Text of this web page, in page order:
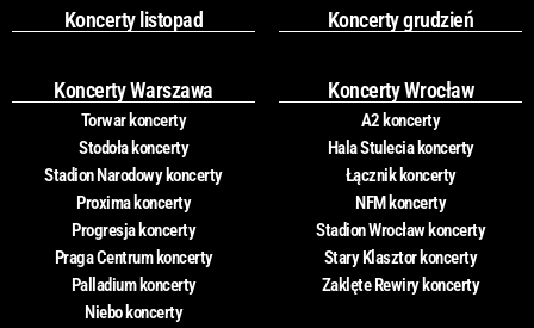
Koncerty listopad
Koncerty grudzień
Koncerty Warszawa
Torwar koncerty
Stodoła koncerty
Stadion Narodowy koncerty
Proxima koncerty
Progresja koncerty
Praga Centrum koncerty
Palladium koncerty
Niebo koncerty
Koncerty Wrocław
A2 koncerty
Hala Stulecia koncerty
Łącznik koncerty
NFM koncerty
Stadion Wrocław koncerty
Stary Klasztor koncerty
Zaklęte Rewiry koncerty